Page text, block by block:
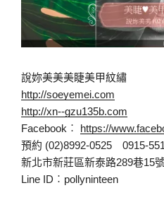
說妳美美美睫美甲紋繡
http://soeyemei.com
http://xn--gzu135b.com
Facebook︰ https://
預約 (02)8992-0525 0915-
新北市新莊區新泰路289巷15
Line ID︰pollyninteen